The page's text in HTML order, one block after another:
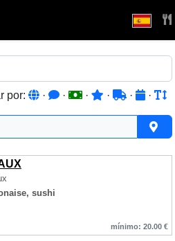
por: · · · · · ·
sushi
mínimo: 20.00 €